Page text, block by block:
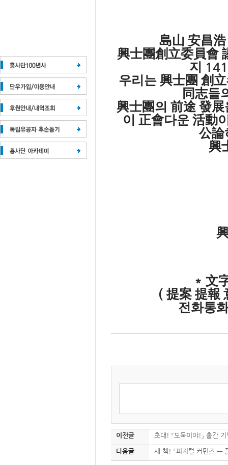
島山 安昌
興士團創立委員會
지
141
우리는 興士團 創
同志들
興士團의 前途 發展
이 正會다운 活動
公論
興
* 文
( 提案 提報
전화통
이전글 초대! 『도둑이야!』 출간
다음글 새 책! 『피지털 커먼즈 ―